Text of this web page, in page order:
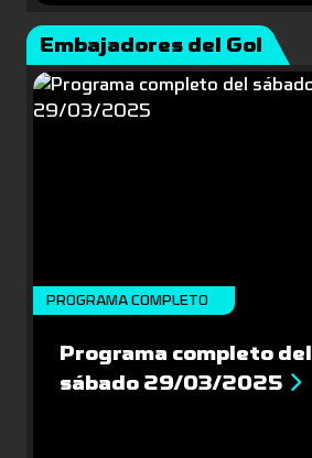
Embajadores del Gol
PROGRAMA COMPLETO
Programa completo del
sábado 29/03/2025